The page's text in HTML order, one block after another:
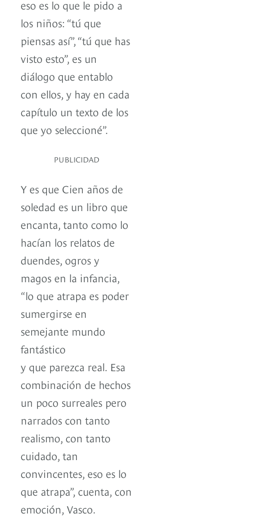
eso es lo que le pido a
los niños: “tú que
piensas así”, “tú que has
visto esto”, es un
diálogo que entablo
con ellos, y hay en cada
capítulo un texto de los
que yo seleccioné”.
PUBLICIDAD
Y es que Cien años de
soledad es un libro que
encanta, tanto como lo
hacían los relatos de
duendes, ogros y
magos en la infancia,
“lo que atrapa es poder
sumergirse en
semejante mundo
fantástico
y que parezca real. Esa
combinación de hechos
un poco surreales pero
narrados con tanto
realismo, con tanto
cuidado, tan
convincentes, eso es lo
que atrapa”, cuenta, con
emoción, Vasco.